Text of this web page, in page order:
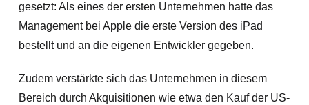
gesetzt: Als eines der ersten Unternehmen hatte das
Management bei Apple die erste Version des iPad
bestellt und an die eigenen Entwickler gegeben.
Zudem verstärkte sich das Unternehmen in diesem
Bereich durch Akquisitionen wie etwa den Kauf der US-